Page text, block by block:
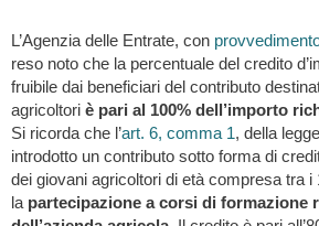
L’Agenzia delle Entrate, con
reso noto che la percentuale del credito
fruibile dai beneficiari del contributo
agricoltori è pari al 100% dell’importo
Si ricorda che l’art. 6, comma 1, della
introdotto un contributo sotto forma di
dei giovani agricoltori di età compresa tra i
la partecipazione a corsi di formazione